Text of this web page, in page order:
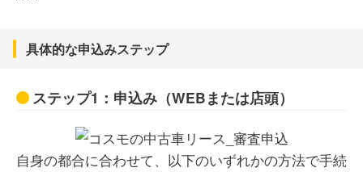
具体的な申込みステップ
ステップ1：申込み（WEBまたは店頭）
自身の都合に合わせて、以下のいずれかの方法で手続